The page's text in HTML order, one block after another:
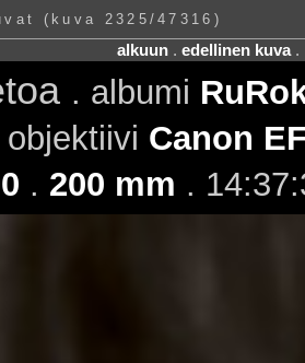
(kuva 2325/47316)
alkuun. edellinen kuva.
. albumi
Canon
. 200 mm .